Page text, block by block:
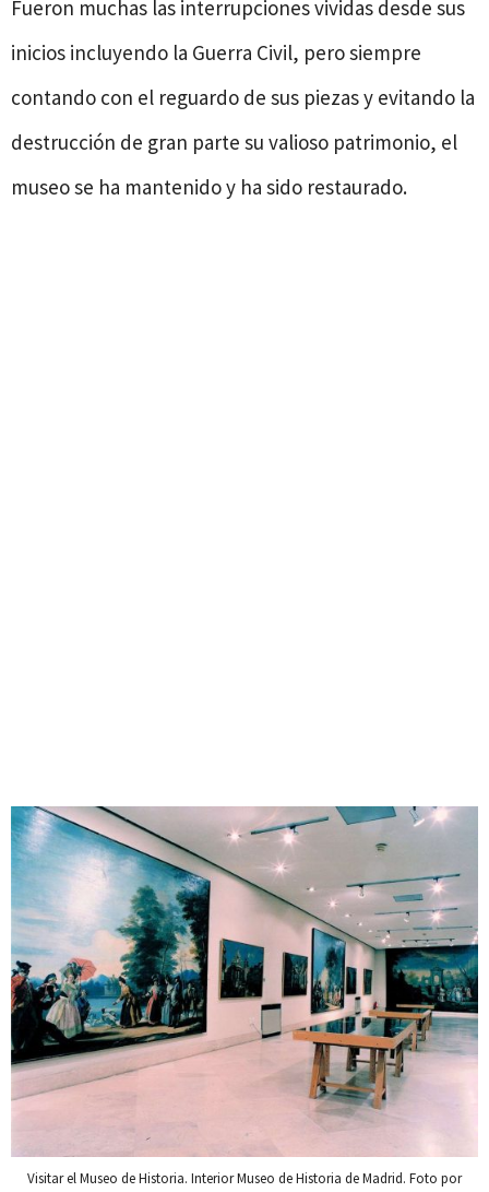
Fueron muchas las interrupciones vividas desde sus
inicios incluyendo la Guerra Civil, pero siempre
contando con el reguardo de sus piezas y evitando la
destrucción de gran parte su valioso patrimonio, el
museo se ha mantenido y ha sido restaurado.
Visitar el Museo de Historia. Interior Museo de Historia de Madrid. Foto por